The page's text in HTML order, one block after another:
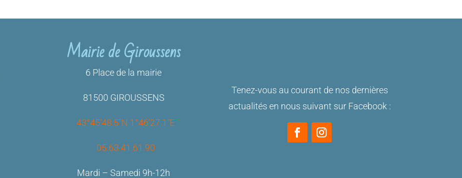
Mairie de Giroussens
6 Place de la mairie
81500 GIROUSSENS
43°45’48.5″N 1°46’27.1″E
05.63.41.61.90
Mardi – Samedi 9h-12h
Tenez-vous au courant de nos dernières
actualités en nous suivant sur Facebook :